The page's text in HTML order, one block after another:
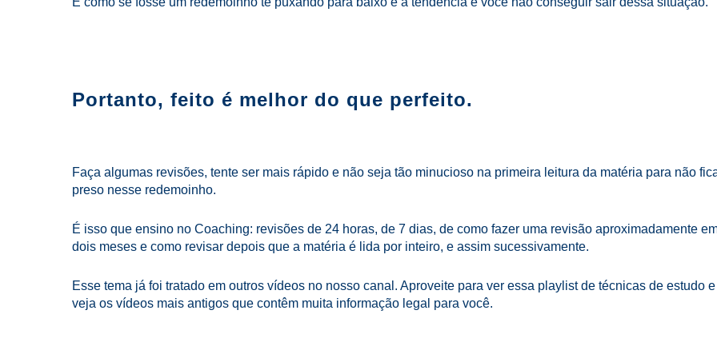
Portanto, feito é melhor do que perfeito.
Faça algumas revisões, tente ser mais rápido e não seja tão minucioso na primeira leitura da matéria para não
preso nesse redemoinho.
É isso que ensino no Coaching: revisões de 24 horas, de 7 dias, de como fazer uma revisão aproximadamente
dois meses e como revisar depois que a matéria é lida por inteiro, e assim sucessivamente.
Esse tema já foi tratado em outros vídeos no nosso canal. Aproveite para ver essa playlist de técnicas de estudo e
veja os vídeos mais antigos que contêm muita informação legal para você.